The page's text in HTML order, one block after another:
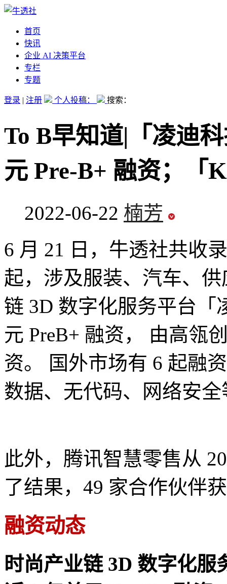
首页
快讯
企业 AI 决策平台
专栏
专题
登录 | 注册 个人投稿： 搜索：
To B早知道|「凌迪
元 Pre-B+ 融资；「
2022-06-22 楠芳
6 月 21 日，牛透社共收
起，涉及服装、汽车、
链 3D 数字化服务平台「
元 PreB+ 融资， 由高瓴
资。 国外市场有 6 起融
数据、无代码、网络安全
此外，腾讯智慧零售从
了结果，49 家合作伙伴
融资动态
时尚产业链 3D 数字化